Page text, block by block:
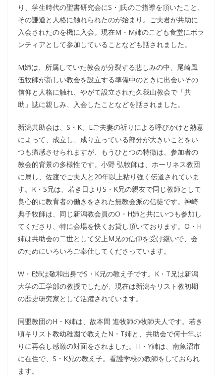
り、学生時代の聖書研究会にS・J氏のご指導を頂いたこと、
その謙遜と人格に触れられたのが始まり。ご夫君が共助に
入会されたのを機に入会。現在M・M姉のこども食堂にボラ
ンティアとして参加していることなども話されました。
M姉は、所属していた教会が分裂する悲しみの中、尾崎風
伍牧師が新しい教会を設立する準備中のときに出会いその
信仰と人格に触れ、やがて設立された久我山教会で「共
助」誌に親しみ、入会したことなどを話されました。
新潟共助会は、S・K、Eご夫妻の祈りによる呼びかけと熱意
によって、成立し、成り立っている部分が大きいことをい
つも痛感させられますが、もうひとつの特徴は、参加者の
教会的背景の多様性です。小野 弘牧師は、ホーリネス教団
に属し、佐渡でご夫人と20年以上粘り強く伝道されていま
す。K・S兄は、若き日よりS・K兄の親友で同じ教師として
良心的に教育者の働きをされた無教会派の信徒です。神崎
典子牧師は、同じ新潟教会員のO・H姉と共にいつも参加し
てくださり、特に会場を快くお貸し頂いております。O・H
姉は共助会の二世として父上M兄の信仰を受け継いで、会
のためにいろいろご奉仕してくださっています。
W・E姉は敬和出身でS・K兄の教え子です。K・T兄は新潟
大学の工学部の教授でしたが、現在は新潟キリスト教初期
の歴史研究家として活躍されています。
同盟教団のH・K姉は、故本間 進牧師の牧師夫人です。若き
頃キリスト教幼稚園で教えたN・T姉と、共助会で何十年ぶ
りに再会し感激の対面をされました。H・Y姉は、南魚沼市
に在住で、S・K兄の教え子。看護学校の教師をしておられ
ます。